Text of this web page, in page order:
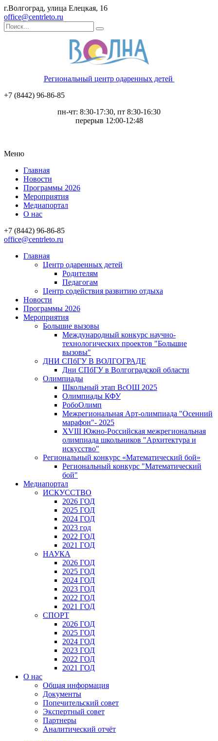
г.Волгоград, улица Елецкая, 16
office@centrleto.ru
Региональный центр одаренных детей
+7 (8442) 96-86-85
пн-чт: 8:30-17:30, пт 8:30-16:30
перерыв 12:00-12:48
Меню
Главная
Новости
Программы 2026
Мероприятия
Медиапортал
О нас
+7 (8442) 96-86-85
office@centrleto.ru
Главная
Центр одаренных детей
Родителям
Педагогам
Центр содействия развитию отдыха
Новости
Программы 2026
Мероприятия
Большие вызовы
Международный конкурс научно-
технологических проектов "Большие
вызовы"
ДНИ СПбГУ В ВОЛГОГРАДЕ
Дни СПбГУ в Волгоградской области
Олимпиады
Школьный этап ВсОШ 2025
Олимпиады КФУ
РобоОлимп
Межрегиональная Арт-олимпиада "Осенний
марафон"- 2025
XVIII Южно-Российская межрегиональная
олимпиада школьников "Архитектура и
искусство"
Региональный конкурс «Математический бой»
Региональный конкурс "Математический
бой"
Медиапортал
ИСКУССТВО
2026 ГОД
2025 ГОД
2024 ГОД
2023 год
2022 ГОД
2021 ГОД
НАУКА
2026 ГОД
2025 ГОД
2024 ГОД
2023 ГОД
2022 ГОД
2021 ГОД
СПОРТ
2026 ГОД
2025 ГОД
2024 ГОД
2023 ГОД
2022 ГОД
2021 ГОД
О нас
Общая информация
Документы
Попечительский совет
Экспертный совет
Партнеры
Аналитический отчёт